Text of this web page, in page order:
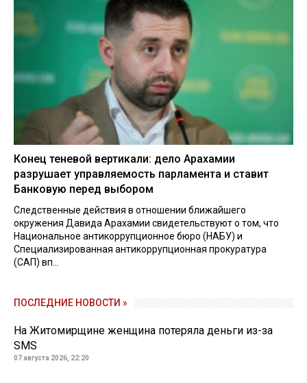
Конец теневой вертикали: дело Арахамии
разрушает управляемость парламента и ставит
Банковую перед выбором
Следственные действия в отношении ближайшего
окружения Давида Арахамии свидетельствуют о том, что
Национальное антикоррупционное бюро (НАБУ) и
Специализированная антикоррупционная прокуратура
(САП) вп...
ПОСЛЕДНИЕ НОВОСТИ »
На Житомирщине женщина потеряла деньги из-за
SMS
07 августа 2026, 22:20